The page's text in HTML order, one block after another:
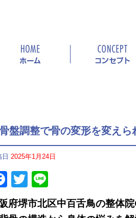
盤調整で骨の変形を変えら
2025年1月24日
Facebook
Twitter
府堺市北区中百舌鳥の整体